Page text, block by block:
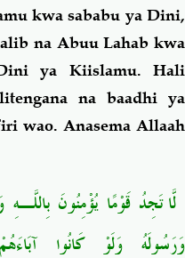
kwa sababu ya Dini,
na Abuu Lahab kwa
ya Kiislamu. Hali
na baadhi ya
wao. Anasema Allaah
لَّا تَجِدُ قَوْمًا يُؤْمِنُونَ
وَرَسُولَهُ وَلَوْ كَانُوا